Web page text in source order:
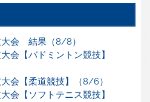
大会 結果（8/8）
会【バドミントン競技】
会【柔道競技】（8/6）
会【ソフトテニス競技】